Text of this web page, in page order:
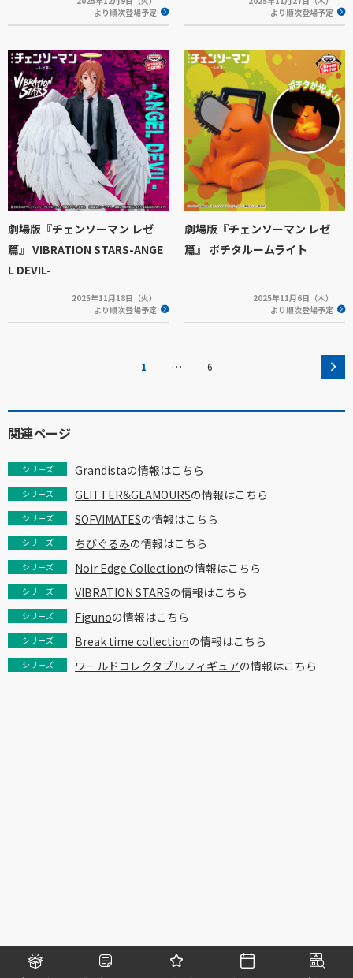
より順次登場予定
より順次登場予定
劇場版『チェンソーマン レゼ
篇』 VIBRATION STARS-ANGE
L DEVIL-
2025年11月18日（火）
より順次登場予定
劇場版『チェンソーマン レゼ
篇』 ポチタルームライト
2025年11月6日（木）
より順次登場予定
1 … 6
関連ページ
シリーズ Grandistaの情報はこちら
シリーズ GLITTER&GLAMOURSの情報はこちら
シリーズ SOFVIMATESの情報はこちら
シリーズ ちびぐるみの情報はこちら
シリーズ Noir Edge Collectionの情報はこちら
シリーズ VIBRATION STARSの情報はこちら
シリーズ Figunoの情報はこちら
シリーズ Break time collectionの情報はこちら
シリーズ ワールドコレクタブルフィギュアの情報はこちら